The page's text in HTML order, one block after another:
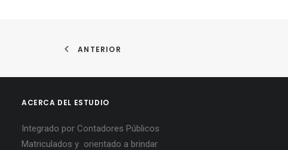
ANTERIOR
ACERCA DEL ESTUDIO
Integrado por Contadores Públicos
Matriculados y orientado a brindar